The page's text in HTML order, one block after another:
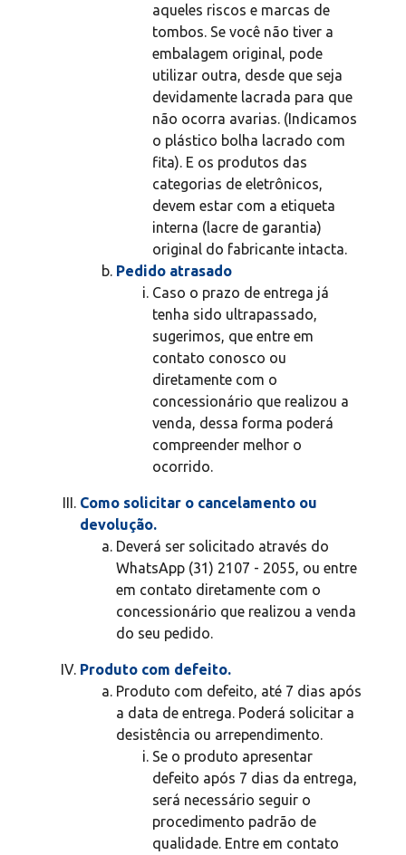
aqueles riscos e marcas de
tombos. Se você não tiver a
embalagem original, pode
utilizar outra, desde que seja
devidamente lacrada para que
não ocorra avarias. (Indicamos
o plástico bolha lacrado com
fita). E os produtos das
categorias de eletrônicos,
devem estar com a etiqueta
interna (lacre de garantia)
original do fabricante intacta.
Pedido atrasado
Caso o prazo de entrega já
tenha sido ultrapassado,
sugerimos, que entre em
contato conosco ou
diretamente com o
concessionário que realizou a
venda, dessa forma poderá
compreender melhor o
ocorrido.
Como solicitar o cancelamento ou
devolução.
Deverá ser solicitado através do
WhatsApp (31) 2107 - 2055, ou entre
em contato diretamente com o
concessionário que realizou a venda
do seu pedido.
Produto com defeito.
Produto com defeito, até 7 dias após
a data de entrega. Poderá solicitar a
desistência ou arrependimento.
Se o produto apresentar
defeito após 7 dias da entrega,
será necessário seguir o
procedimento padrão de
qualidade. Entre em contato